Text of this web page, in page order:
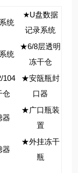
统
★U盘数据
记录系统
统
★6/8层透明
冻干仓
104
仓
★安瓿瓶封
口器
器
★广口瓶装
置
器
★外挂冻干
瓶